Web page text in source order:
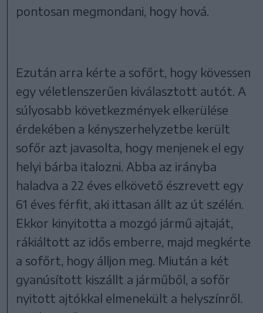
pontosan megmondani, hogy hová.
Ezután arra kérte a sofőrt, hogy kövessen
egy véletlenszerűen kiválasztott autót. A
súlyosabb következmények elkerülése
érdekében a kényszerhelyzetbe került
sofőr azt javasolta, hogy menjenek el egy
helyi bárba italozni. Abba az irányba
haladva a 22 éves elkövető észrevett egy
61 éves férfit, aki ittasan állt az út szélén.
Ekkor kinyitotta a mozgó jármű ajtaját,
rákiáltott az idős emberre, majd megkérte
a sofőrt, hogy álljon meg. Miután a két
gyanúsított kiszállt a járműből, a sofőr
nyitott ajtókkal elmenekült a helyszínről.